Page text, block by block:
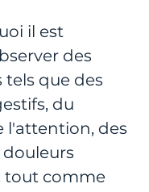
il est
des
que des
du
l'attention, des
tout comme